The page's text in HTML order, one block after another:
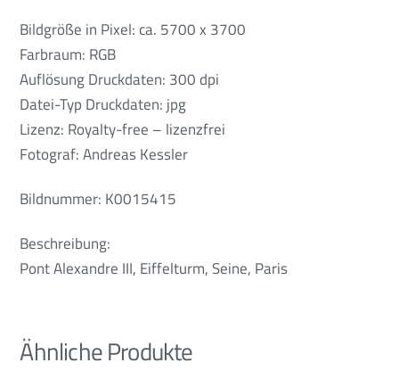
Bildgröße in Pixel: ca. 5700 x 3700
Farbraum: RGB
Auflösung Druckdaten: 300 dpi
Datei-Typ Druckdaten: jpg
Lizenz: Royalty-free – lizenzfrei
Fotograf: Andreas Kessler
Bildnummer: K0015415
Beschreibung:
Pont Alexandre III, Eiffelturm, Seine, Paris
Ähnliche Produkte